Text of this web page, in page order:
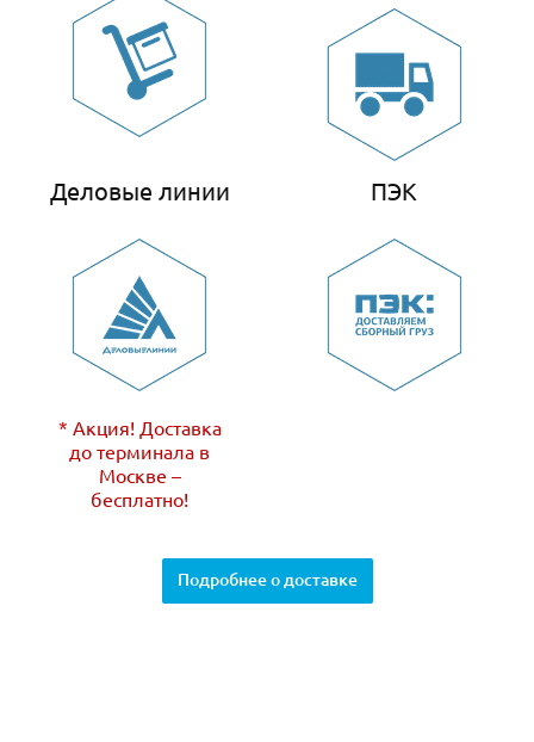
Деловые линии
* Акция! Доставка
до терминала в
Москве –
бесплатно!
ПЭК
Подробнее о доставке